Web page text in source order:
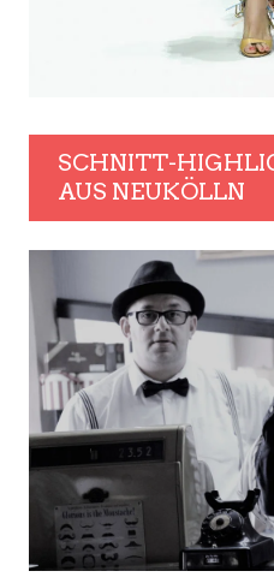
SCHNITT-
AUS NEUKÖLLN